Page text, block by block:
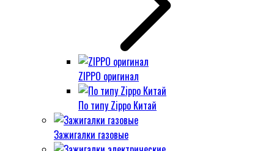
ZIPPO оригинал
По типу Zippo Китай
Зажигалки газовые